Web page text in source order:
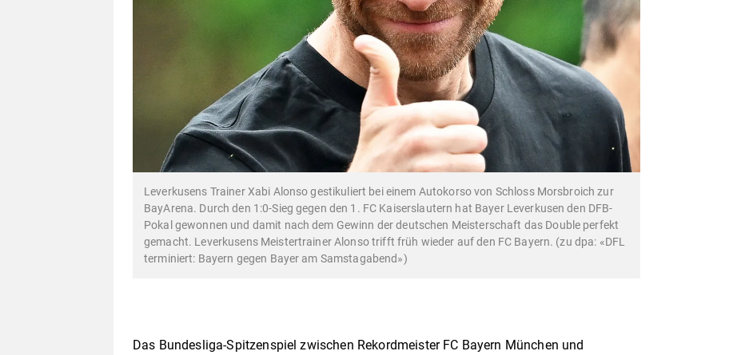
Leverkusens Trainer Xabi Alonso gestikuliert bei einem Autokorso von Schloss Morsbroich zur
BayArena. Durch den 1:0-Sieg gegen den 1. FC Kaiserslautern hat Bayer Leverkusen den DFB-
Pokal gewonnen und damit nach dem Gewinn der deutschen Meisterschaft das Double perfekt
gemacht. Leverkusens Meistertrainer Alonso trifft früh wieder auf den FC Bayern. (zu dpa: «DFL
terminiert: Bayern gegen Bayer am Samstagabend»)
Das Bundesliga-Spitzenspiel zwischen Rekordmeister FC Bayern München und